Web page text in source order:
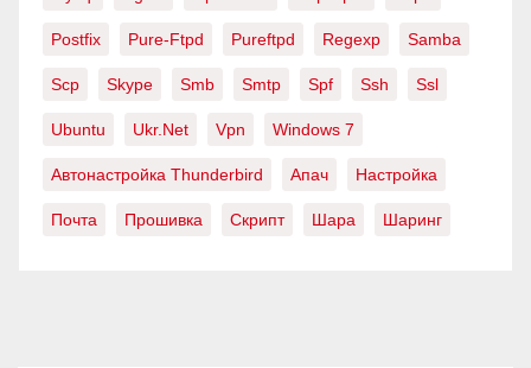
Postfix Pure-Ftpd Pureftpd Regexp Samba
Scp Skype Smb Smtp Spf Ssh Ssl
Ubuntu Ukr.net Vpn Windows 7
Автонастройка Thunderbird Апач Настройка
Почта Прошивка Скрипт Шара Шаринг